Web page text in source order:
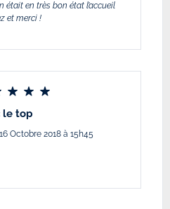
en très bon état l’accueil
et merci !
le top
Octobre 2018 à 15h45